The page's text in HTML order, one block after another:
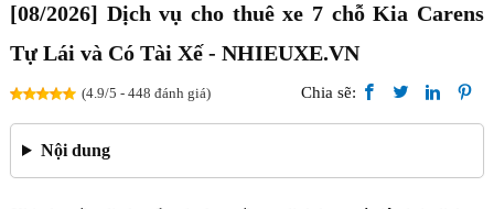
[08/2026] Dịch vụ cho thuê xe 7 chỗ Kia Carens
Tự Lái và Có Tài Xế - NHIEUXE.VN
(4.9/5 - 448 đánh giá) Chia sẽ:
Nội dung